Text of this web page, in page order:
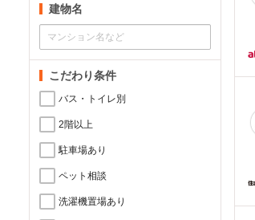
建物名
こだわり条件
バス・トイレ別
2階以上
駐車場あり
ペット相談
洗濯機置場あり